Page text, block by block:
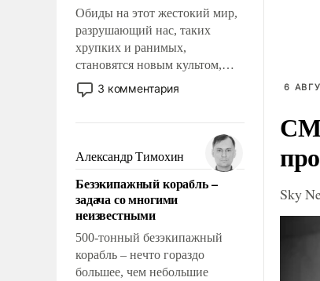
Обиды на этот жестокий мир,
разрушающий нас, таких
хрупких и ранимых,
становятся новым культом,
постепенно вытесняя и
отменяя традиционное
мужественным и твердым под
ударами судьбы, брать на себя
ответственность, помогать
слабым, идти вперед и
адаптироваться.
3 комментария
Александр Тимохин
Безэкипажный корабль –
задача со многими
неизвестными
500-тонный безэкипажный
корабль – нечто гораздо
большее, чем небольшие
6
Sky